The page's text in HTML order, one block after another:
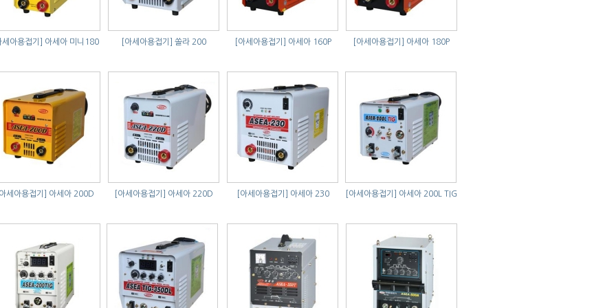
아용접기] 아세아 미니180 [아세아용접기] 쏠라 200 [아세아용접기] 아세아 160P [아세아용접기] 아세아 180P
세아용접기] 아세아 200D [아세아용접기] 아세아 220D [아세아용접기] 아세아 230 [아세아용접기] 아세아 200L TIG